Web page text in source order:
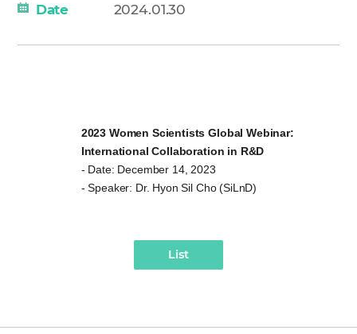
Date 2024.01.30
2023 Women Scientists Global Webinar:
International Collaboration in R&D
- Date: December 14, 2023
- Speaker: Dr. Hyon Sil Cho (SiLnD)
List